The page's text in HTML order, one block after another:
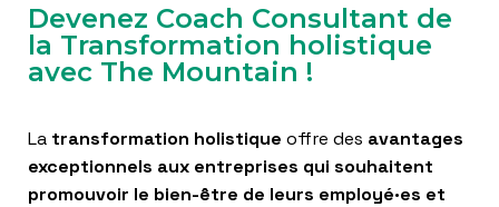
Devenez Coach Consultant de
la Transformation holistique
avec The Mountain !
La transformation holistique offre des avantages
exceptionnels aux entreprises qui souhaitent
promouvoir le bien-être de leurs employé·es et